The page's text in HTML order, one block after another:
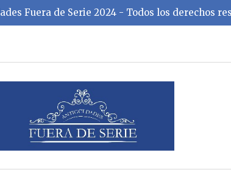
Fuera de Serie 2024 - Todos los derechos